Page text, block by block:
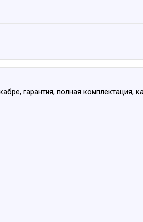
гарантия, полная комплектация,